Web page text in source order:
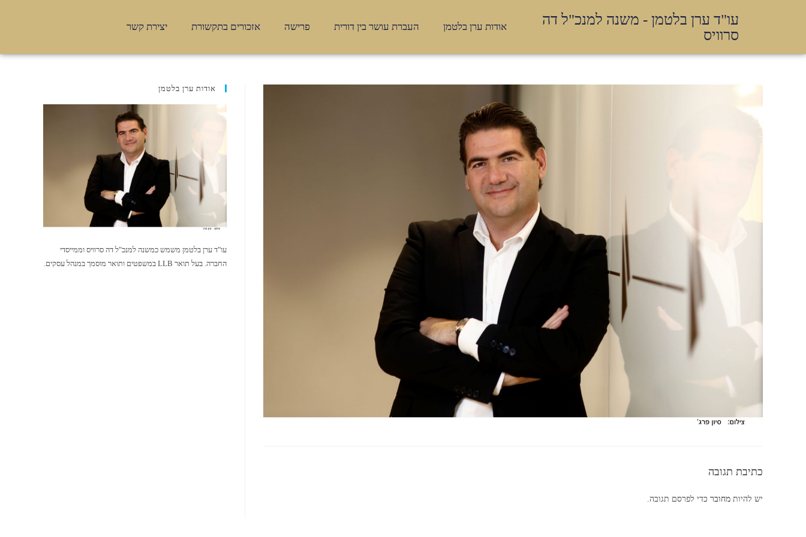
עו"ד ערן בלטמן - משנה למנכ"ל דה
סרוויס
אודות ערן בלטמן העברת עושר בין דורית פרישה אזכורים בתקשורת יצירת קשר
כתיבת תגובה
יש להיות מחובר כדי לפרסם תגובה.
אודות ערן בלטמן
עו"ד ערן בלטמן משמש כמשנה למנכ"ל דה סרוויס וממייסדי
החברה. בעל תואר LLB במשפטים ותואר מוסמך במנהל עסקים.